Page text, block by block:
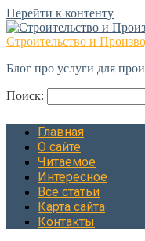
Перейти к контенту
Строительство и
Блог про услуги для
Поиск:
Главная
О сайте
Читаемое
Интересное
Все статьи
Карта сайта
Контакты